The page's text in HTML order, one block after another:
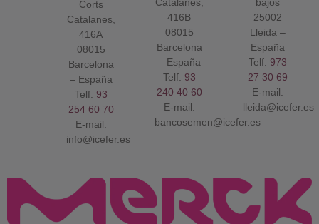
Corts
Catalanes,
416A
08015
Barcelona
– España
Telf. 93
254 60 70
E-mail:
info@icefer.es
416B
08015
Barcelona
– España
Telf. 93
240 40 60
E-mail:
bancosemen@icefer.es
25002
Lleida –
España
Telf. 973
27 30 69
E-mail:
lleida@icefer.es